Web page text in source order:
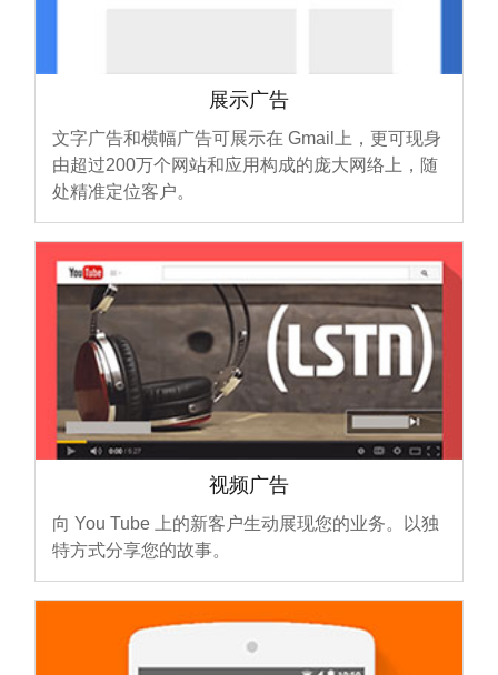
展示广告
文字广告和横幅广告可展示在 Gmail上，更可现身
由超过200万个网站和应用构成的庞大网络上，随
处精准定位客户。
视频广告
向 You Tube 上的新客户生动展现您的业务。以独
特方式分享您的故事。